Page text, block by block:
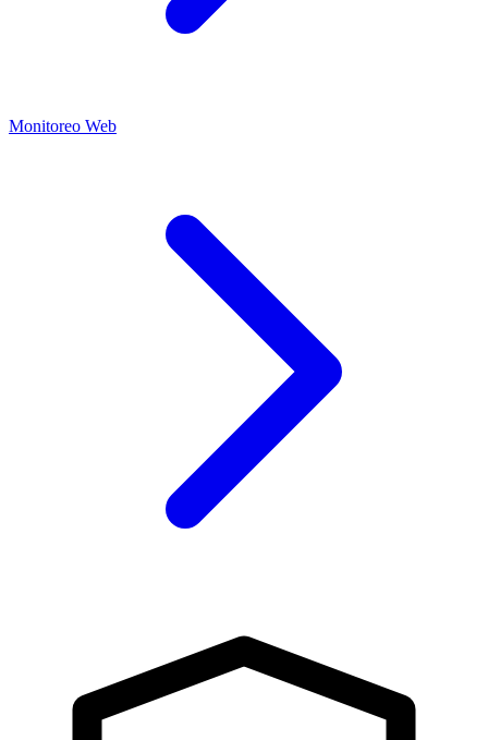
Monitoreo Web